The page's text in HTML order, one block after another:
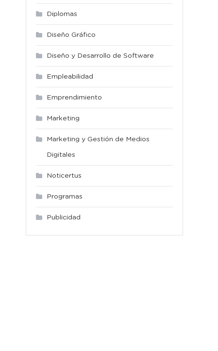
Diplomas
Diseño Gráfico
Diseño y Desarrollo de Software
Empleabilidad
Emprendimiento
Marketing
Marketing y Gestión de Medios
Digitales
Noticertus
Programas
Publicidad